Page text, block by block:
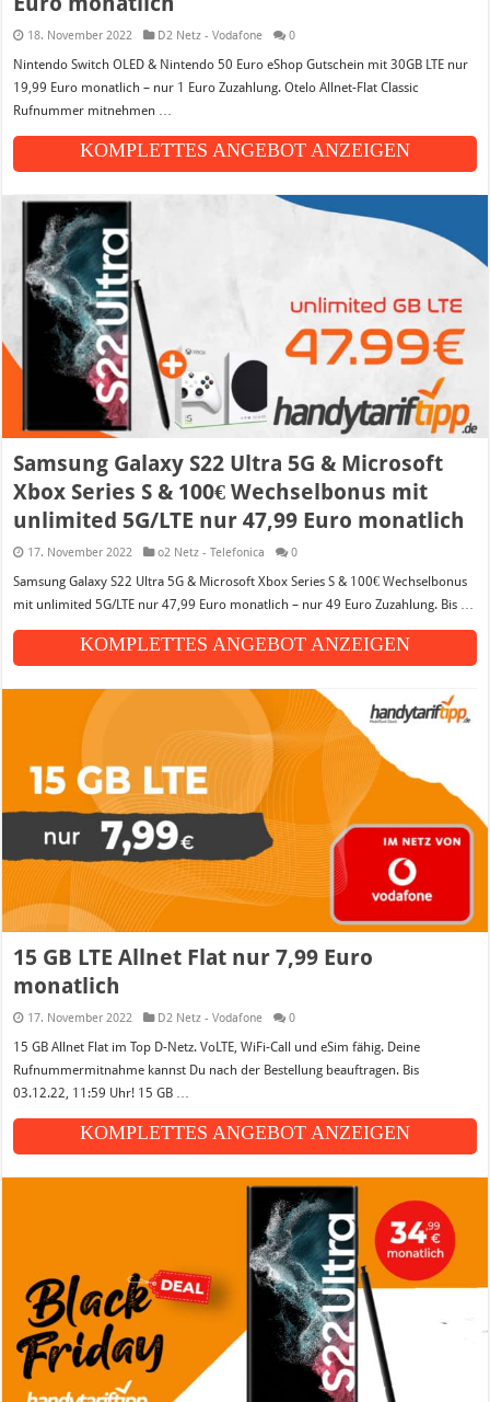
18. November 2022 D2 Netz - Vodafone 0
Nintendo Switch OLED & Nintendo 50 Euro eShop Gutschein mit 30GB LTE nur
19,99 Euro monatlich – nur 1 Euro Zuzahlung. Otelo Allnet-Flat Classic
Rufnummer mitnehmen …
KOMPLETTES ANGEBOT ANZEIGEN
Samsung Galaxy S22 Ultra 5G & Microsoft
Xbox Series S & 100€ Wechselbonus mit
unlimited 5G/LTE nur 47,99 Euro monatlich
17. November 2022 o2 Netz - Telefonica 0
Samsung Galaxy S22 Ultra 5G & Microsoft Xbox Series S & 100€ Wechselbonus
mit unlimited 5G/LTE nur 47,99 Euro monatlich – nur 49 Euro Zuzahlung. Bis …
KOMPLETTES ANGEBOT ANZEIGEN
15 GB LTE Allnet Flat nur 7,99 Euro
monatlich
17. November 2022 D2 Netz - Vodafone 0
15 GB Allnet Flat im Top D-Netz. VoLTE, WiFi-Call und eSim fähig. Deine
Rufnummermitnahme kannst Du nach der Bestellung beauftragen. Bis
03.12.22, 11:59 Uhr! 15 GB …
KOMPLETTES ANGEBOT ANZEIGEN